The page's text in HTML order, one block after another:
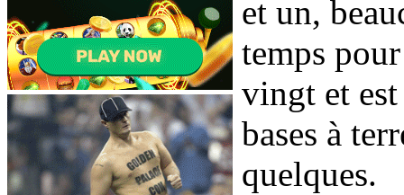
et un,
temps
vingt et
bases à
quelques.